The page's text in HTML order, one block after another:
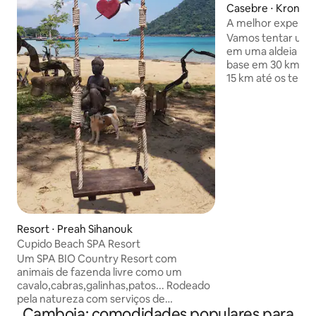
Resort ⋅ Preah Sihanouk
Cupido Beach SPA Resort
Um SPA BIO Country Resort com
animais de fazenda livre como um
cavalo,cabras,galinhas,patos... Rodeado
pela natureza com serviços de
SPA,massagens, zona de fitness,um
Casebre ⋅ Krong
A melhor
Camboja
Vamos tentar
em uma aldeia
base em 30 km
15 km até os